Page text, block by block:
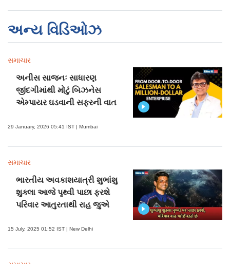
અન્ય વિડિઓઝ
સમાચાર
અનીસ સાજનઃ સાધારણ
જીંદગીમાંથી મોટું બિઝનેસ
એમ્પાયર ઘડવાની સફરની વાત
29 January, 2026 05:41 IST | Mumbai
સમાચાર
ભારતીય અવકાશયાત્રી શુભાંશુ
શુક્લા આજે પૃથ્વી પાછા ફરશે
પરિવાર આતુરતાથી રાહ જુએ
15 July, 2025 01:52 IST | New Delhi